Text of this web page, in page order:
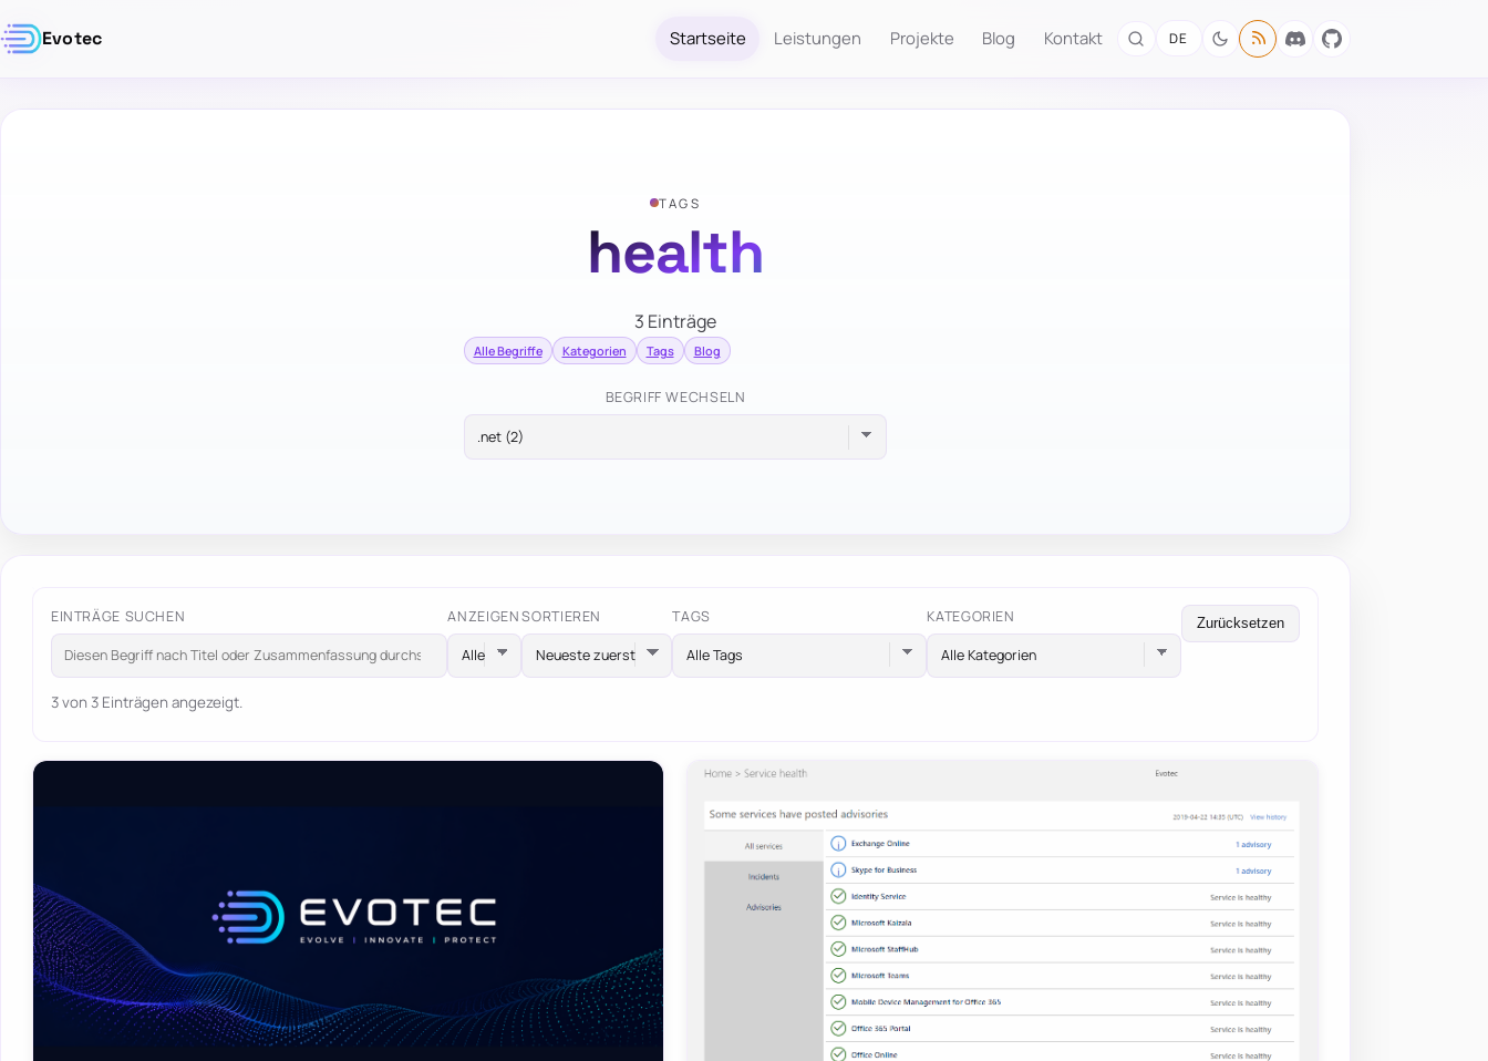
Evotec Startseite Leistungen Projekte Blog Kontakt DE
TAGS
health
3 Einträge
Alle Begriffe Kategorien Tags Blog
BEGRIFF WECHSELN
EINTRÄGE SUCHEN ANZEIGEN SORTIEREN TAGS
Alle Tags
KATEGORIEN
Alle Kategorien
Zurücksetzen
3 von 3 Einträgen angezeigt.